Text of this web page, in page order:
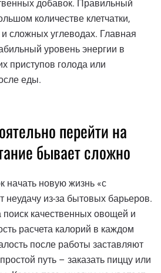
добавок. Правильный
количестве клетчатки,
сложных углеводах. Главная
уровень энергии в
приступов голода или
еды.
перейти на
бывает сложно
начать новую жизнь «с
неудачу из-за бытовых барьеров.
качественных овощей и
расчета калорий в каждом
после работы заставляют
путь – заказать пиццу или